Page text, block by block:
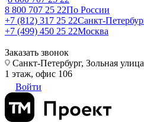
8 800 707 25 22По России
+7 (812) 317 25 22Санкт-
+7 (499) 450 25 22Москва
Заказать звонок
Санкт-Петербург, Зольная
1 этаж, офис 106
Войти